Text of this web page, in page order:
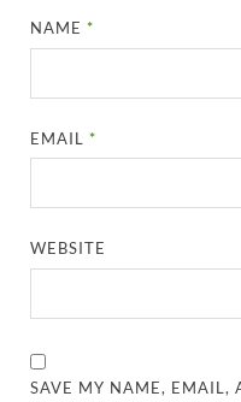
NAME*
EMAIL*
WEBSITE
SAVE MY NAME, EMAIL,